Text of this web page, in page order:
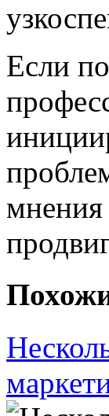
Если
мнения